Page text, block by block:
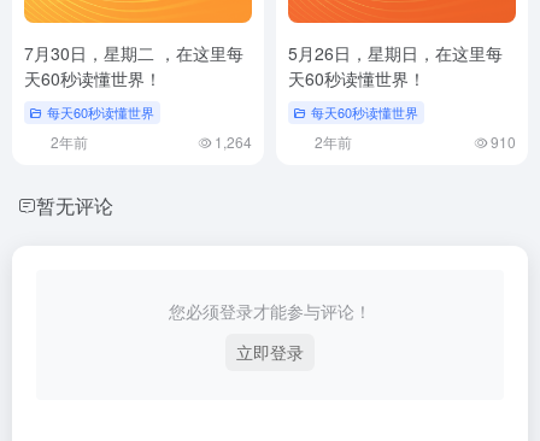
7月30日，星期二 ，在这里每
天60秒读懂世界！
每天60秒读懂世界
2年前 1,264
5月26日，星期日，在这里每
天60秒读懂世界！
每天60秒读懂世界
2年前 910
暂无评论
您必须登录才能参与评论！
立即登录